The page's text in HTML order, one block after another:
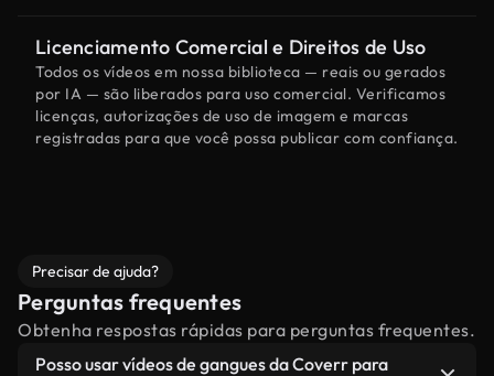
Licenciamento Comercial e Direitos de Uso
Todos os vídeos em nossa biblioteca — reais ou gerados
por IA — são liberados para uso comercial. Verificamos
licenças, autorizações de uso de imagem e marcas
registradas para que você possa publicar com confiança.
Precisar de ajuda?
Perguntas frequentes
Obtenha respostas rápidas para perguntas frequentes.
Posso usar vídeos de gangues da Coverr para